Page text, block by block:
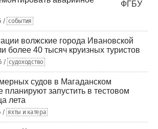
/ события
волжские города Ивановской
более 40 тысяч круизных туристов
/ судоходство
судов в Магаданском
планируют запустить в тестовом
лета
/ яхты и катера